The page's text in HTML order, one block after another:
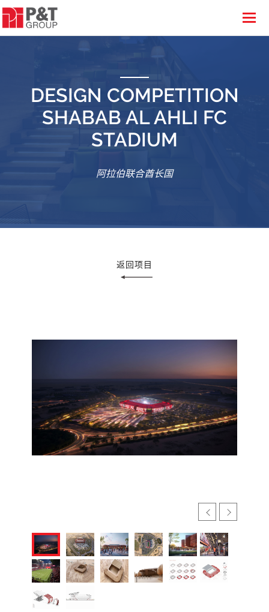
DESIGN COMPETITION
SHABAB AL AHLI FC
STADIUM
阿拉伯联合酋长国
返回项目